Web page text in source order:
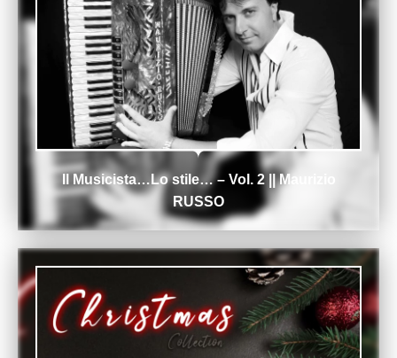
Il Musicista…Lo stile… – Vol. 2 || Maurizio
RUSSO